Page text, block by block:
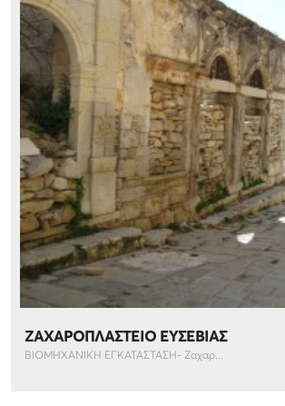
ΖΑΧΑΡΟΠΛΑΣΤΕΙΟ ΕΥΣΕΒΙΑΣ
ΒΙΟΜΗΧΑΝΙΚΗ ΕΓΚΑΤΑΣΤΑΣΗ- Ζαχαρ...